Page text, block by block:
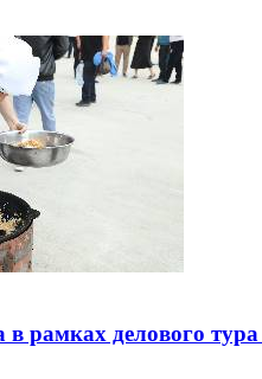
в рамках делового